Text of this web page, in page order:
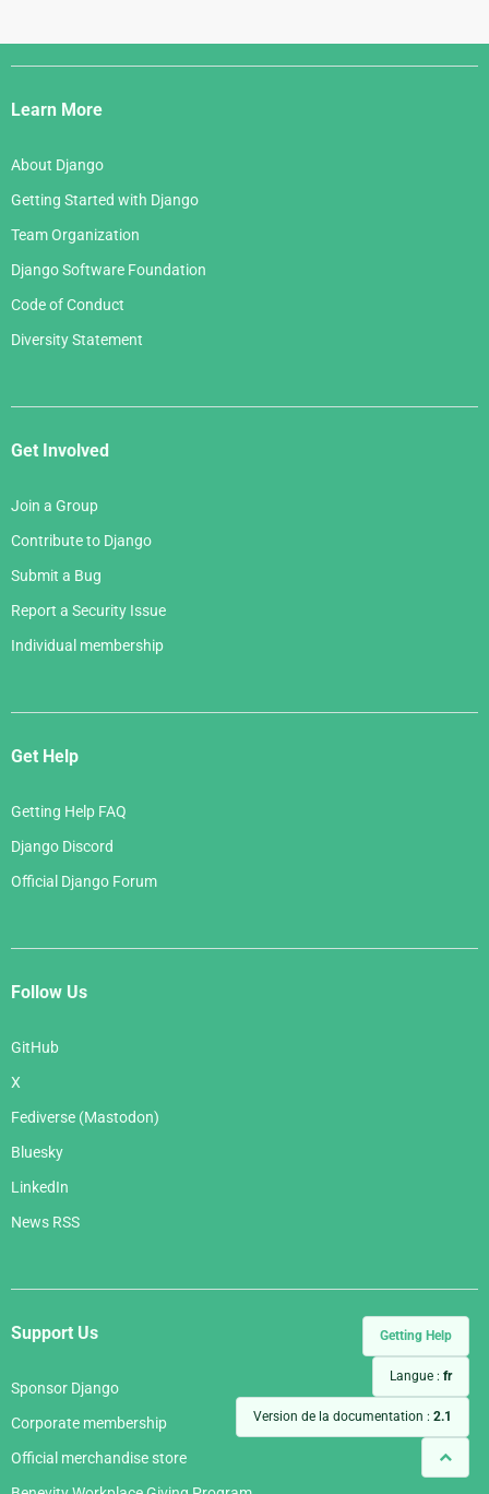
Getting Help
Langue : fr
Version de la documentation : 2.1
Django
Links
Learn More
About Django
Getting Started with Django
Team Organization
Django Software Foundation
Code of Conduct
Diversity Statement
Get Involved
Join a Group
Contribute to Django
Submit a Bug
Report a Security Issue
Individual membership
Get Help
Getting Help FAQ
Django Discord
Official Django Forum
Follow Us
GitHub
X
Fediverse (Mastodon)
Bluesky
LinkedIn
News RSS
Support Us
Sponsor Django
Corporate membership
Official merchandise store